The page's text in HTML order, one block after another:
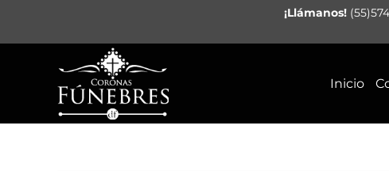
contenido
¡Llámanos!
Inicio